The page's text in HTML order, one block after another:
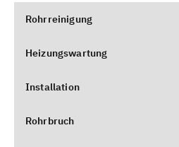
Rohrreinigung
Heizungswartung
Installation
Rohrbruch